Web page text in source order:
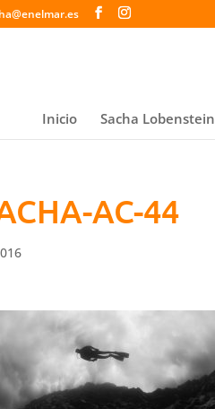
Inicio Sacha Lobenstein
AC-44